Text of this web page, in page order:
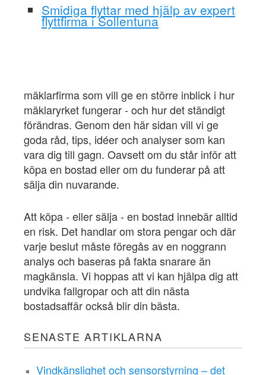
Smidiga flyttar med hjälp av expert
flyttfirma i Sollentuna
mäklarfirma som vill ge en större inblick i hur
mäklaryrket fungerar - och hur det ständigt
förändras. Genom den här sidan vill vi ge
goda råd, tips, idéer och analyser som kan
vara dig till gagn. Oavsett om du står inför att
köpa en bostad eller om du funderar på att
sälja din nuvarande.
Att köpa - eller sälja - en bostad innebär alltid
en risk. Det handlar om stora pengar och där
varje beslut måste föregås av en noggrann
analys och baseras på fakta snarare än
magkänsla. Vi hoppas att vi kan hjälpa dig att
undvika fallgropar och att din nästa
bostadsaffär också blir din bästa.
SENASTE ARTIKLARNA
Vindkänslighet och sensorstyrning – det